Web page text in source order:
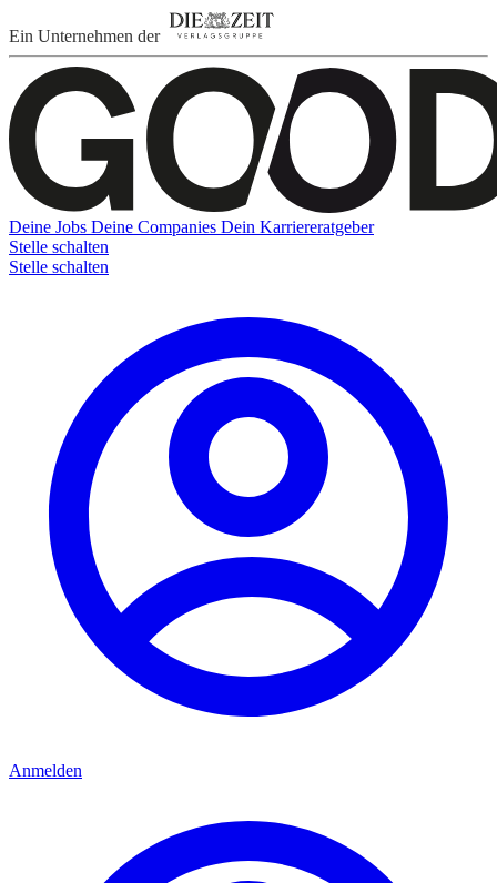
Ein Unternehmen der
Deine Jobs Deine Companies Dein Karriereratgeber
Stelle schalten
Stelle schalten
Anmelden